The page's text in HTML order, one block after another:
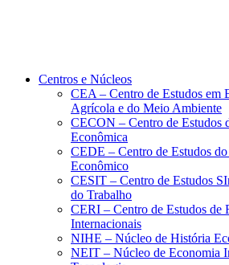
Centros e Núcleos
CEA – Centro de Estudos em
Agrícola e do Meio Ambiente
CECON – Centro de Estudos
Econômica
CEDE – Centro de Estudos
Econômico
CESIT – Centro de Estudos
do Trabalho
CERI – Centro de Estudos de
Internacionais
NIHE – Núcleo de História
NEIT – Núcleo de Economia